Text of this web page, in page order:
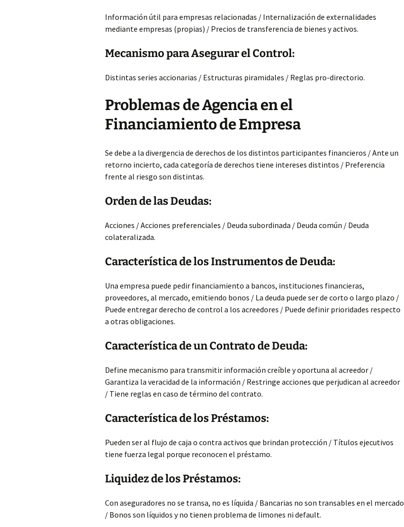
Información útil para empresas relacionadas / Internalización de externalidades
mediante empresas (propias) / Precios de transferencia de bienes y activos.
Mecanismo para Asegurar el Control:
Distintas series accionarias / Estructuras piramidales / Reglas pro-directorio.
Problemas de Agencia en el
Financiamiento de Empresa
Se debe a la divergencia de derechos de los distintos participantes financieros / Ante un
retorno incierto, cada categoría de derechos tiene intereses distintos / Preferencia
frente al riesgo son distintas.
Orden de las Deudas:
Acciones / Acciones preferenciales / Deuda subordinada / Deuda común / Deuda
colateralizada.
Característica de los Instrumentos de Deuda:
Una empresa puede pedir financiamiento a bancos, instituciones financieras,
proveedores, al mercado, emitiendo bonos / La deuda puede ser de corto o largo plazo /
Puede entregar derecho de control a los acreedores / Puede definir prioridades respecto
a otras obligaciones.
Característica de un Contrato de Deuda:
Define mecanismo para transmitir información creíble y oportuna al acreedor /
Garantiza la veracidad de la información / Restringe acciones que perjudican al acreedor
/ Tiene reglas en caso de término del contrato.
Característica de los Préstamos:
Pueden ser al flujo de caja o contra activos que brindan protección / Títulos ejecutivos
tiene fuerza legal porque reconocen el préstamo.
Liquidez de los Préstamos:
Con aseguradores no se transa, no es líquida / Bancarias no son transables en el mercado
/ Bonos son líquidos y no tienen problema de limones ni default.